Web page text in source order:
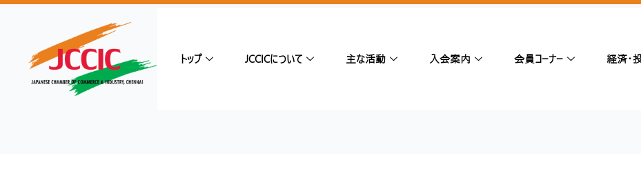
トップ JCCICについて 主な活動 入会案内 会員コーナー 経済・